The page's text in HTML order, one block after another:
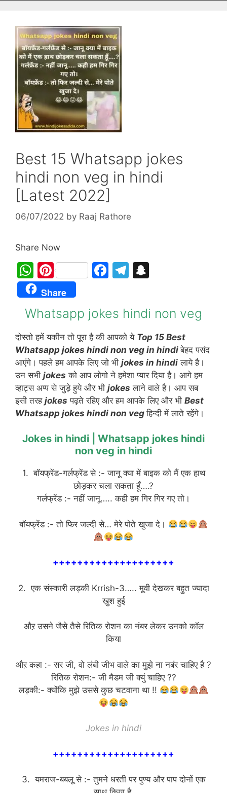
Best 15 Whatsapp jokes
hindi non veg in hindi
[Latest 2022]
06/07/2022 by Raaj Rathore
Share Now
W
h
at
s
A
p
p
Pi
nt
er
e
st
F
e
b
o
o
k
T
gr
a
m
p
c
h
at
Share
Whatsapp jokes hindi non veg
दोस्तो हमें यकीन तो पूरा है की आपको ये Top 15 Best
Whatsapp jokes hindi non veg in hindiबेहद पसंद
आएंगे। पहले हम आपके लिए जो भी jokes in hindi लाये है।
उन सभी jokes को आप लोगो ने हमेशा प्यार दिया है। आगे हम
व्हाट्स अप्प से जुड़े हुये और भी jokes लाने वाले है। आप सब
इसी तरह jokes पढ़ते रहिए और हम आपके लिए और भी Best
Whatsapp jokes hindi non veg हिन्दी में लाते रहेंगे।
Jokes in hindi | Whatsapp jokes hindi
non veg in hindi
1. बॉयफ्रेंड-गर्लफ्रेंड से :- जानू क्या में बाइक को मैं एक हाथ
छोड़कर चला सकता हूँ….?
गर्लफ्रेंड :- नहीं जानू….. कही हम गिर गिर गए तो।
बॉयफ्रेंड :- तो फिर जल्दी से… मेरे पोते खुजा दे।
++++++++++++++++++++
2. एक संस्कारी लड़की Krrish-3….. मूवी देखकर बहुत ज्यादा
खुश हुई
औऱ उसने जैसे तैसे रितिक रोशन का नंबर लेकर उनको कॉल
किया
औऱ कहा :- सर जी, वो लंबी जीभ वाले का मुझे ना नबंर चाहिए है ?
रितिक रोशन:- जी मैडम जी क्युं चाहिए ??
लड़की:- क्योंकि मुझे उससे कुछ चटवाना था !!
Jokes in hindi
++++++++++++++++++++
3. यमराज-बबलू से :- तुमने धरती पर पुण्य और पाप दोनों एक